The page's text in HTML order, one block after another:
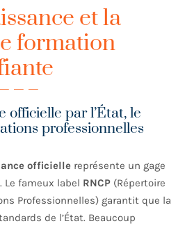
et la
formation
officielle par l’État, le
professionnelles
officielle représente un gage
Le fameux label RNCP (Répertoire
Professionnelles) garantit que la
de l’État. Beaucoup